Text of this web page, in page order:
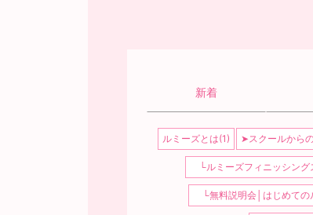
新着
ルミーズとは(1) ➤スクールから
└ルミーズフィニッシング
└無料説明会│はじめての